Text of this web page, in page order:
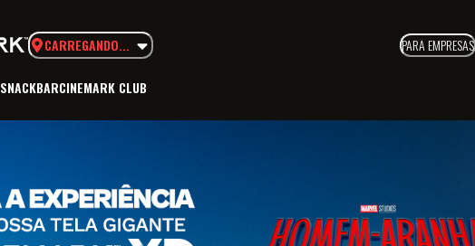
CARREGANDO... PARA EMPRESAS
SNACKBARCINEMARK CLUB